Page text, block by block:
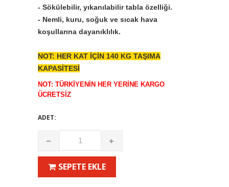
- Sökülebilir, yıkanılabilir tabla özelliği.
- Nemli, kuru, soğuk ve sıcak hava
koşullarına dayanıklılık.
NOT: HER KAT İÇİN 140 KG TAŞIMA
KAPASİTESİ
NOT: TÜRKİYENİN HER YERİNE KARGO
ÜCRETSİZ
ADET:
SEPETE EKLE